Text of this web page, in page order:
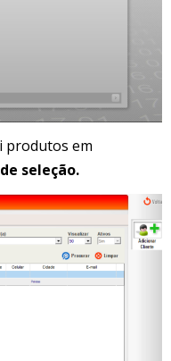
produtos em
seleção.